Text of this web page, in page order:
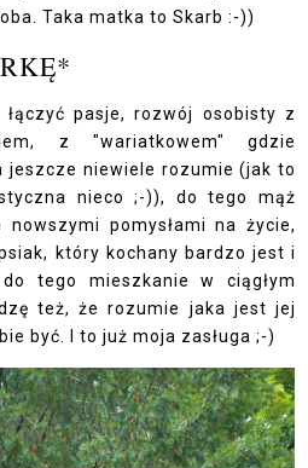
Taka matka to Skarb :-))
pasje, rozwój osobisty z
z "wariatkowem" gdzie
jeszcze niewiele rozumie (jak to
nieco ;-)), do tego mąż
pomysłami na życie,
który kochany bardzo jest i
tego mieszkanie w ciągłym
też, że rozumie jaka jest jej
być. I to już moja zasługa ;-)